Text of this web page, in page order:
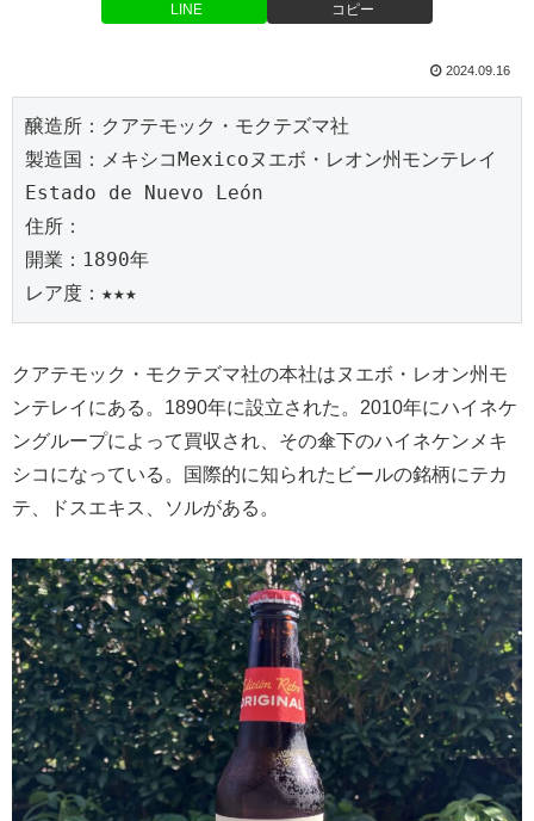
LINE コピー
2024.09.16
醸造所：クアテモック・モクテズマ社
製造国：メキシコMexicoヌエボ・レオン州モンテレイ
Estado de Nuevo León
住所：
開業：1890年
レア度：★★★
クアテモック・モクテズマ社の本社はヌエボ・レオン州モ
ンテレイにある。1890年に設立された。2010年にハイネケ
ングループによって買収され、その傘下のハイネケンメキ
シコになっている。国際的に知られたビールの銘柄にテカ
テ、ドスエキス、ソルがある。